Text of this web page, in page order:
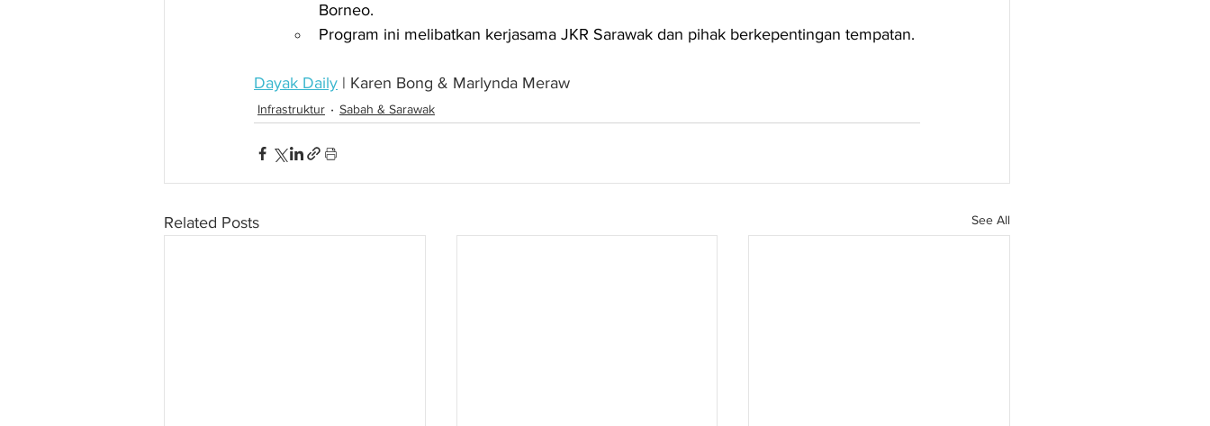
Borneo.
Program ini melibatkan kerjasama JKR Sarawak dan pihak berkepentingan tempatan.
Dayak Daily | Karen Bong & Marlynda Meraw
Infrastruktur Sabah & Sarawak
Related Posts See All